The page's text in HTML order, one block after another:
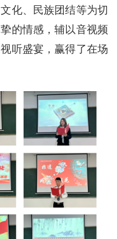
化、民族团结等为切
的情感，辅以音视频
听盛宴，赢得了在场